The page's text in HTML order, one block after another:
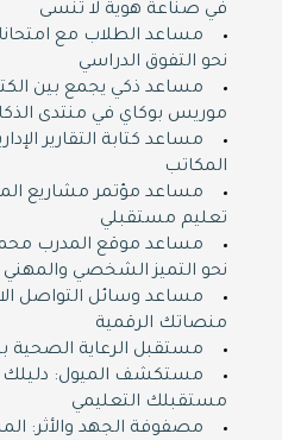
في صناعة هوية لا تنسى
مساعد الطلاب مع
نحو التفوق الدراسي
مساعد ذكي يجمع بين
موريس بوكاي في منتدى
مساعد كتابة التقارير
المكاتب
مساعد مؤتمر مشاريع
تعليم مستقبلي
مساعد موقع المدرب
نحو التميز الشخصي والمهني
مساعد وسائل التواصل
منصاتك الرقمية
مستقبل الرعاية الصحية
مستكشف الميول: دليلك
مستقبلك التعليمي
مصفوفة الجهد والأثر: